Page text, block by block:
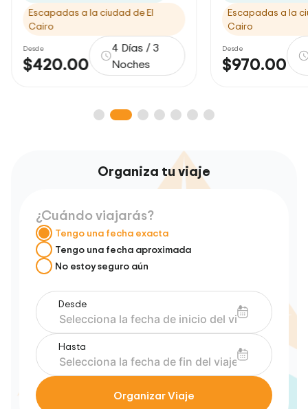
Escapadas a la ciudad de El
Cairo
Desde
$970.00
4 Días / 3
Noches
Escapadas a la
Cairo
Desde
$505.00
Organiza tu viaje
¿Cuándo viajarás?
Tengo una fecha exacta
Tengo una fecha aproximada
No estoy seguro aún
Desde
Hasta
Organizar Viaje